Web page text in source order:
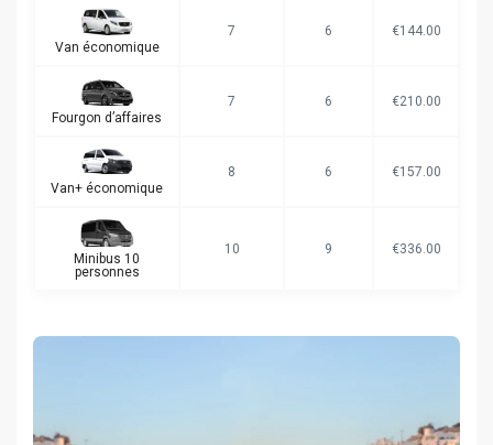
Van économique
7 6 €144.00
Fourgon d’affaires
7 6 €210.00
Van+ économique
8 6 €157.00
Minibus 10
personnes
10 9 €336.00